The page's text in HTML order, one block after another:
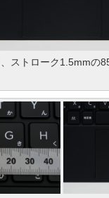
ストローク1.5mmの